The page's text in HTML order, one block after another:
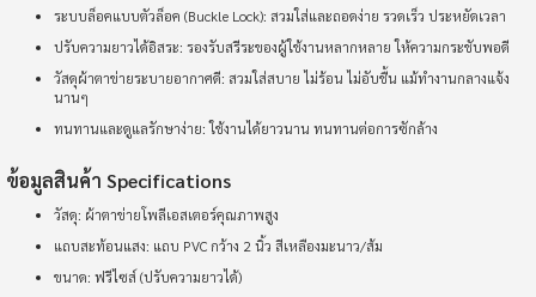
ระบบล็อคแบบตัวล็อค (Buckle Lock): สวมใส่และถอดง่าย รวดเร็ว ประหยัดเวลา
ปรับความยาวได้อิสระ: รองรับสรีระของผู้ใช้งานหลากหลาย ให้ความกระชับพอดี
วัสดุผ้าตาข่ายระบายอากาศดี: สวมใส่สบาย ไม่ร้อน ไม่อับชื้น แม้ทำงานกลางแจ้ง
นานๆ
ทนทานและดูแลรักษาง่าย: ใช้งานได้ยาวนาน ทนทานต่อการซักล้าง
ข้อมูลสินค้า Specifications
วัสดุ: ผ้าตาข่ายโพลีเอสเตอร์คุณภาพสูง
แถบสะท้อนแสง: แถบ PVC กว้าง 2 นิ้ว สีเหลืองมะนาว/ส้ม
ขนาด: ฟรีไซส์ (ปรับความยาวได้)